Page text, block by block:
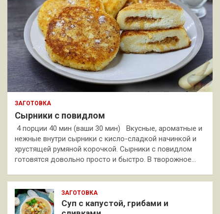
ЗАГОТОВКА
Сырники с повидлом
4 порции 40 мин (ваши 30 мин) Вкусные, ароматные и
нежные внутри сырники с кисло-сладкой начинкой и
хрустящей румяной корочкой. Сырники с повидлом
готовятся довольно просто и быстро. В творожное…
ЗАГОТОВКА
Суп с капустой, грибами и